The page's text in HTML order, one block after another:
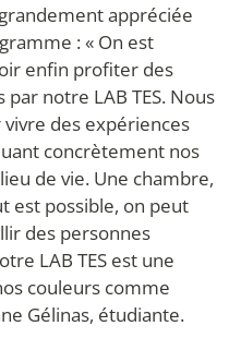
appréciée
: « On est
enfin profiter des
notre LAB TES. Nous
des expériences
concrètement nos
de vie. Une chambre,
est possible, on peut
des personnes
LAB TES est une
couleurs comme
Gélinas, étudiante.